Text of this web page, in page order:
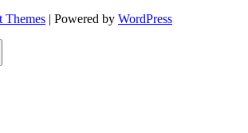
Themes | Powered by WordPress